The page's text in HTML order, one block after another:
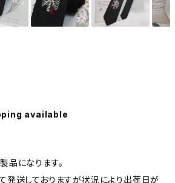
available
品になります。
発送しておりますが状況により出荷日が